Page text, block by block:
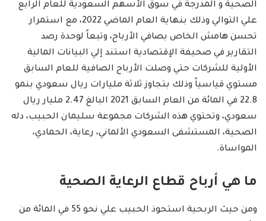
الصحية و المدرجة في سوق الأسهم السعودية للعام الرابع
علي التوالي وذلك بنهاية العام الماضي 2022، مع استمرار
تحسن هامش الخاص بصافي الأرباح، وتبعاً لوحدة رصد
التقارير في صحيفة الإقتصادية استند إلي البيانات المالية
الأولية للشركات حتي وصلت الأرباح الصافية للعام السابق
مستوي قياسياً وذلك بتجاوز ثلاثة مليارات ريال سعودي بنمو
22.8 في المائة من العام السابق 2021 البالغ 2.47 مليار ريال
سعودي، وتحتوي هذه الشركات مجموعة سليمان الحبيب، دله
الصحية، المستشفى السعودي الألماني، رعاية، الحمادي،
المواساة.
ما هي أرباح قطاع الرعاية الصحية
ومن حيث الربحية استحوذ الحبيب علي نحو 55 في المائة من